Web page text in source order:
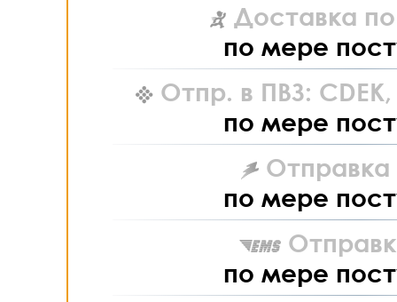
Доставка
по мере
Отпр. в ПВЗ: CDEK,
по мере
Отправка
по мере
по мере